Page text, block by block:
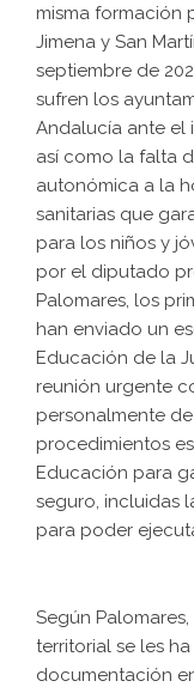
misma formación
Jimena y San
septiembre de
sufren los
Andalucía ante el
así como la falta
autonómica a la
sanitarias que
para los niños y
por el diputado
Palomares, los
han enviado un
Educación de la
reunión urgente
personalmente
procedimientos
Educación para
seguro, incluidas
para poder
Según
territorial se les
documentación